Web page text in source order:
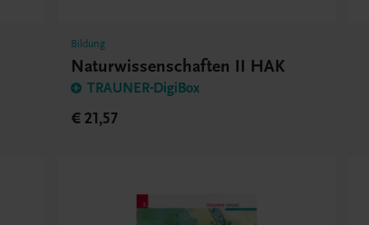
Bildung
Naturwissenschaften II HAK
TRAUNER-DigiBox
€ 21,57